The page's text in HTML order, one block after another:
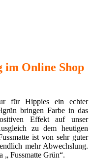
im Online Shop
für Hippies ein echter
bringen Farbe in das
Effekt auf unser
zu dem heutigen
ist von sehr guter
mehr Abwechslung.
„ Fussmatte Grün“.